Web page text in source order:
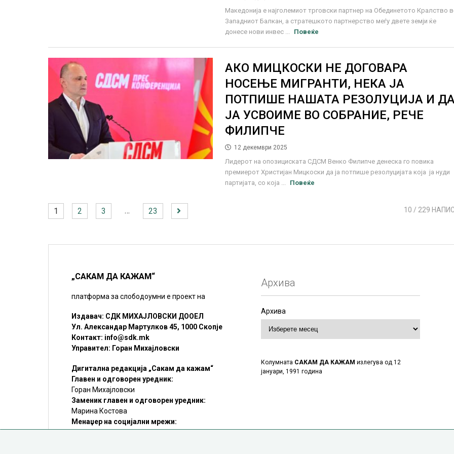
Македонија е најголемиот трговски партнер на Обединетото Кралство
Западниот Балкан, а стратешкото партнерство меѓу двете земји ќе
донесе нови инвес ...
Повеќе
АКО МИЦКОСКИ НЕ ДОГОВАРА
НОСЕЊЕ МИГРАНТИ, НЕКА ЈА
ПОТПИШЕ НАШАТА РЕЗОЛУЦИЈА И
ЈА УСВОИМЕ ВО СОБРАНИЕ, РЕЧЕ
ФИЛИПЧЕ
12 декември 2025
Лидерот на опозициската СДСМ Венко Филипче денеска го повика
премиерот Христијан Мицкоски да ја потпише резолуцијата која ја нуди
партијата, со која ...
Повеќе
1 2 3 … 23 10 / 229
„САКАМ ДА КАЖАМ“
платформа за слободоумни е проект на
Издавач: СДК МИХАЈЛОВСКИ ДООЕЛ
Ул. Александар Мартулков 45, 1000 Скопје
Контакт: info@sdk.mk
Управител: Горан Михајловски
Дигитална редакција „Сакам да кажам“
Главен и одговорен уредник:
Горан Михајловски
Заменик главен и одговорен уредник:
Марина Костова
Менаџер на социјални мрежи:
Мирослав Илиоски
Архива
Архива
Колумната САКАМ ДА КАЖАМ излегува од 12
јануари, 1991 година